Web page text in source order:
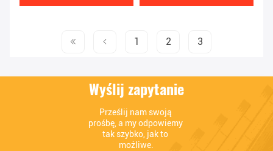
1 2 3
Wyślij zapytanie
Prześlij nam swoją
prośbę, a my odpowiemy
tak szybko, jak to
możliwe.